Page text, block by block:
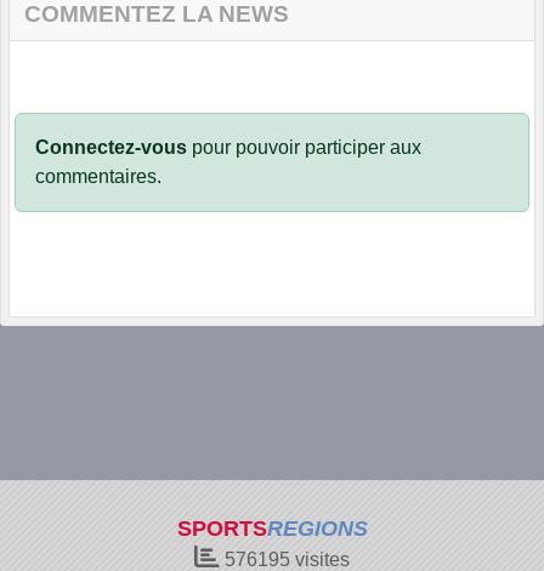
COMMENTEZ LA NEWS
Connectez-vous pour pouvoir participer aux
commentaires.
SPORTSREGIONS
576195 visites